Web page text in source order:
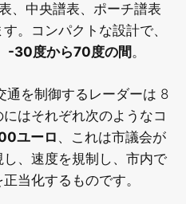
、中央譜表、ポーチ譜表
。コンパクトな設計で、
-30度から70度の間。
通を制御するレーダーは 8
はそれぞれ次のようなコ
ユーロ 、これは市議会が
し、速度を規制し、市内で
当化するものです。